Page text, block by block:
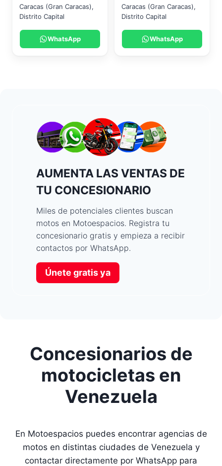
Caracas (Gran Caracas),
Distrito Capital
WhatsApp
Caracas (Gran Caracas),
Distrito Capital
WhatsApp
AUMENTA LAS VENTAS DE
TU CONCESIONARIO
Miles de potenciales clientes buscan
motos en Motoespacios. Registra tu
concesionario gratis y empieza a recibir
contactos por WhatsApp.
Únete gratis ya
Concesionarios de
motocicletas en
Venezuela
En Motoespacios puedes encontrar agencias de
motos en distintas ciudades de Venezuela y
contactar directamente por WhatsApp para